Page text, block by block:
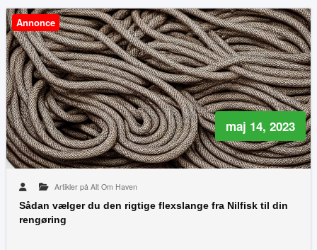
Annonce
maj 14, 2023
Artikler på Alt Om Haven
Sådan vælger du den rigtige flexslange fra Nilfisk til din
rengøring